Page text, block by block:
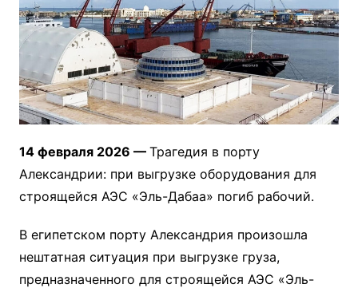
14 февраля 2026 — Трагедия в порту
Александрии: при выгрузке оборудования для
строящейся АЭС «Эль-Дабаа» погиб рабочий.
В египетском порту Александрия произошла
нештатная ситуация при выгрузке груза,
предназначенного для строящейся АЭС «Эль-